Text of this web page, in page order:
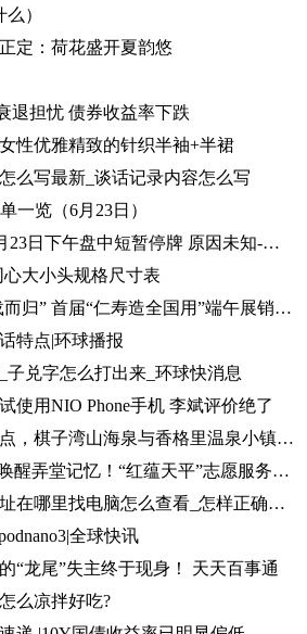
）
定：荷花盛开夏韵悠
退担忧 债券收益率下跌
性优雅精致的针织半袖+半裙
么写最新_谈话记录内容怎么写
一览（6月23日）
新创建集团(00659)6月23日下午盘中短暂停牌 原因未知-环球热闻
大小头规格尺寸表
从“空手而来”到“满载而归” 首届“仁寿造全国用”端午展销会开幕_全球观天下
特点|环球播报
子兑字怎么打出来_环球快消息
使用NIO Phone手机 李斌评价绝了
昌江县买房养老优缺点，棋子湾山海泉与香格里温泉小镇养老生活成本对比！-全球今亮点
天天热文：“守艺人”唤醒弄堂记忆！“红蕴天平”志愿服务营造项目启动
全球新动态：邮箱地址在哪里找电脑怎么查看_怎样正确填写邮箱地址
全球快讯
“龙尾”失主终于现身！ 天天百事通
么凉拌好吃?